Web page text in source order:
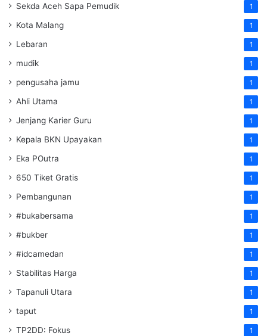
Sekda Aceh Sapa Pemudik 1
Kota Malang 1
Lebaran 1
mudik 1
pengusaha jamu 1
Ahli Utama 1
Jenjang Karier Guru 1
Kepala BKN Upayakan 1
Eka POutra 1
650 Tiket Gratis 1
Pembangunan 1
#bukabersama 1
#bukber 1
#idcamedan 1
Stabilitas Harga 1
Tapanuli Utara 1
taput 1
TP2DD: Fokus 1